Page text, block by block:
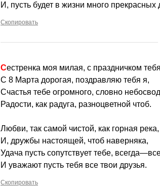
И, пусть будет в жизни много прекрасных
Скопировать
Сестренка моя милая, с праздничком
С 8 Марта дорогая, поздравляю тебя я,
Счастья тебе огромного, словно
Радости, как радуга, разноцветной чтоб.
Любви, так самой чистой, как горная река,
И, дружбы настоящей, чтоб наверняка,
Удача пусть сопутствует тебе,
И уважают пусть тебя все твои друзья.
Скопировать